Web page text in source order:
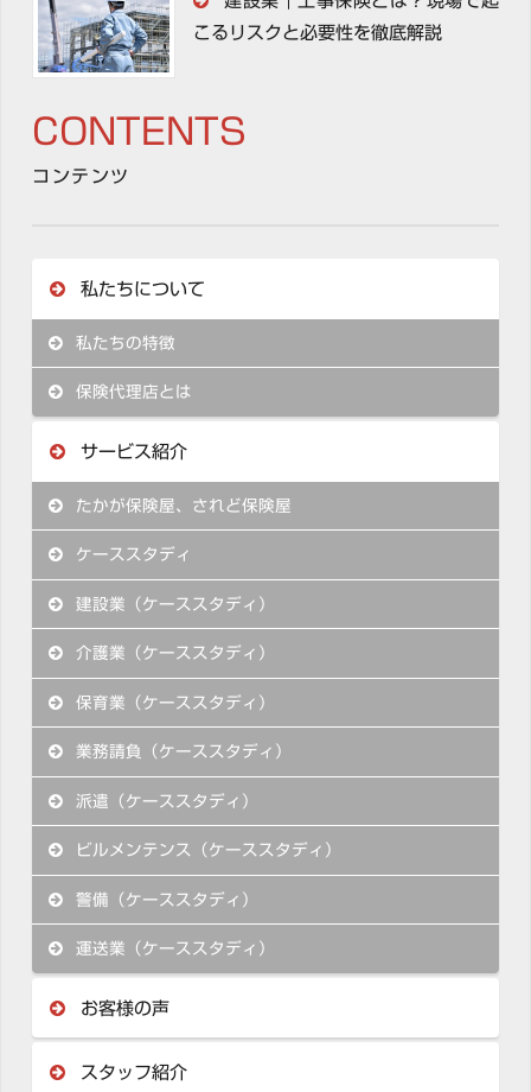
こるリスクと必要性を徹底解説
CONTENTS
コンテンツ
私たちについて
私たちの特徴
保険代理店とは
サービス紹介
たかが保険屋、されど保険屋
ケーススタディ
建設業（ケーススタディ）
介護業（ケーススタディ）
保育業（ケーススタディ）
業務請負（ケーススタディ）
派遣（ケーススタディ）
ビルメンテンス（ケーススタディ）
警備（ケーススタディ）
運送業（ケーススタディ）
お客様の声
スタッフ紹介